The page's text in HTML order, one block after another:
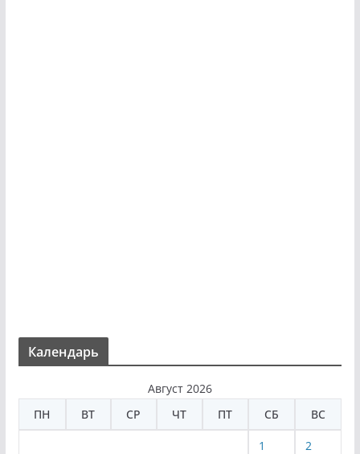
Календарь
Август 2026
ПН
ВТ СР ЧТ ПТ СБ ВС
1 2